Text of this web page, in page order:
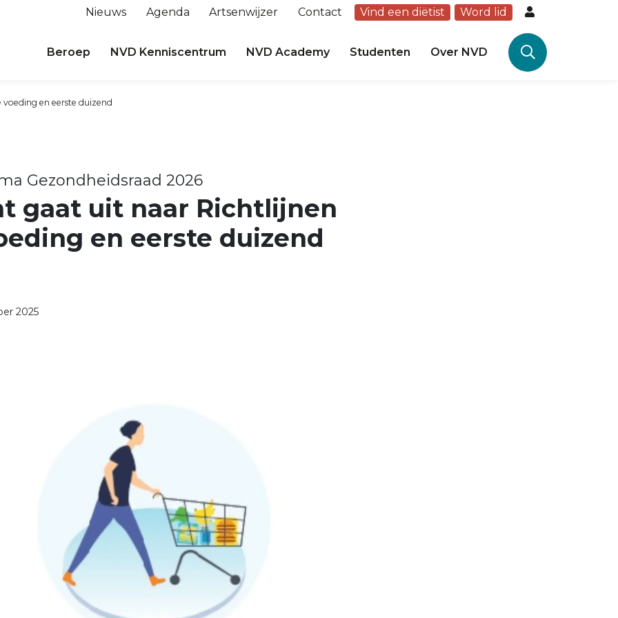
Nieuws Agenda Artsenwijzer Contact Vind een diëtist Word lid
Beroep NVD Kenniscentrum NVD Academy Studenten Over NVD
en eerste duizend
Gezondheidsraad 2026
gaat uit naar Richtlijnen
en eerste duizend
2025